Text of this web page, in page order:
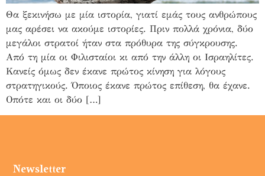
Θα ξεκινήσω με μία ιστορία, γιατί εμάς τους ανθρώπους
μας αρέσει να ακούμε ιστορίες. Πριν πολλά χρόνια, δύο
μεγάλοι στρατοί ήταν στα πρόθυρα της σύγκρουσης.
Από τη μία οι Φιλισταίοι κι από την άλλη οι Ισραηλίτες.
Κανείς όμως δεν έκανε πρώτος κίνηση για λόγους
στρατηγικούς. Όποιος έκανε πρώτος επίθεση, θα έχανε.
Οπότε και οι δύο […]
Newsletter